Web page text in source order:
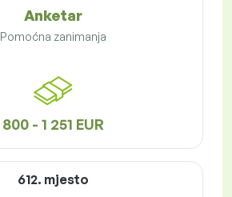
Anketar
Pomoćna zanimanja
800 - 1 251 EUR
612. mjesto